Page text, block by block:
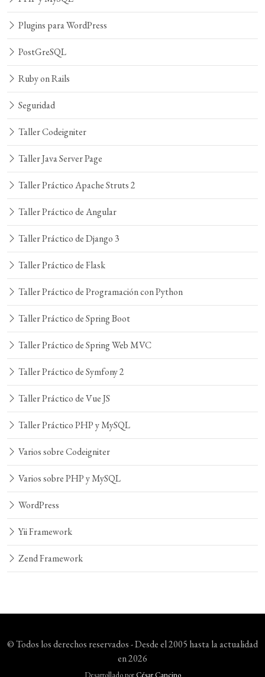
Plugins para WordPress
PostGreSQL
Ruby on Rails
Seguridad
Taller Codeigniter
Taller Java Server Page
Taller Práctico Apache Struts 2
Taller Práctico de Angular
Taller Práctico de Django 3
Taller Práctico de Flask
Taller Práctico de Programación con Python
Taller Práctico de Spring Boot
Taller Práctico de Spring Web MVC
Taller Práctico de Symfony 2
Taller Práctico de Vue JS
Taller Práctico PHP y MySQL
Varios sobre Codeigniter
Varios sobre PHP y MySQL
WordPress
Yii Framework
Zend Framework
© Todos los derechos reservados - Desde el 2005 hasta la actualidad
en 2026